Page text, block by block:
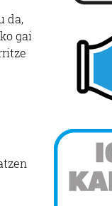
da,
gai